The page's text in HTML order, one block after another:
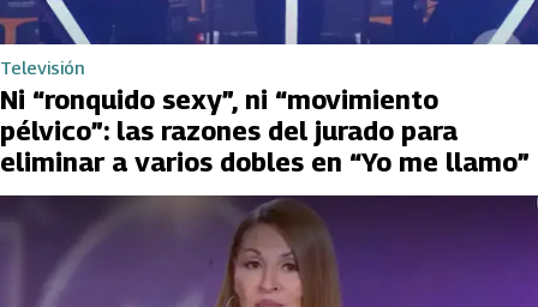
Televisión
Ni “ronquido sexy”, ni “movimiento
pélvico”: las razones del jurado para
eliminar a varios dobles en “Yo me llamo”